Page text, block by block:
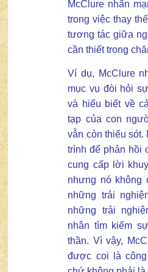
McClure nhấn
trong việc thay
tương tác giữa
cần thiết trong
Ví dụ, McClure
mục vụ đòi hỏi
và hiểu biết về
tạp của con
vẫn còn thiếu sót.
trình để phản hồi
cung cấp lời
nhưng nó không
những trải
những trải
nhân tìm kiếm
thần. Vì vậy,
được coi là